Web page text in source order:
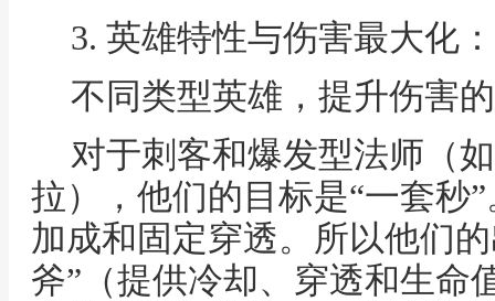
3. 英雄特性与伤害最大化
不同类型英雄，提升伤害
对于刺客和爆发型法师（
拉），他们的目标是“一套秒
加成和固定穿透。所以他们
斧”（提供冷却、穿透和生命